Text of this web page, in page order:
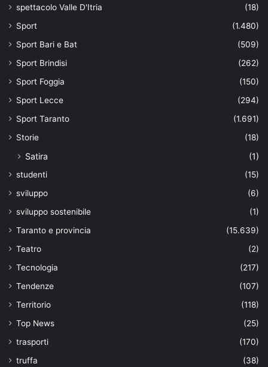
spettacolo Valle D'Itria
(18)
Sport
(1.480)
Sport Bari e Bat
(509)
Sport Brindisi
(262)
Sport Foggia
(150)
Sport Lecce
(294)
Sport Taranto
(1.691)
Storie
(18)
Satira (1)
studenti
(15)
sviluppo
(6)
sviluppo sostenibile
(1)
Taranto e provincia
(15.639)
Teatro
(2)
Tecnologia
(217)
Tendenze
(107)
Territorio
(118)
Top News
(25)
trasporti
(170)
truffa
(38)